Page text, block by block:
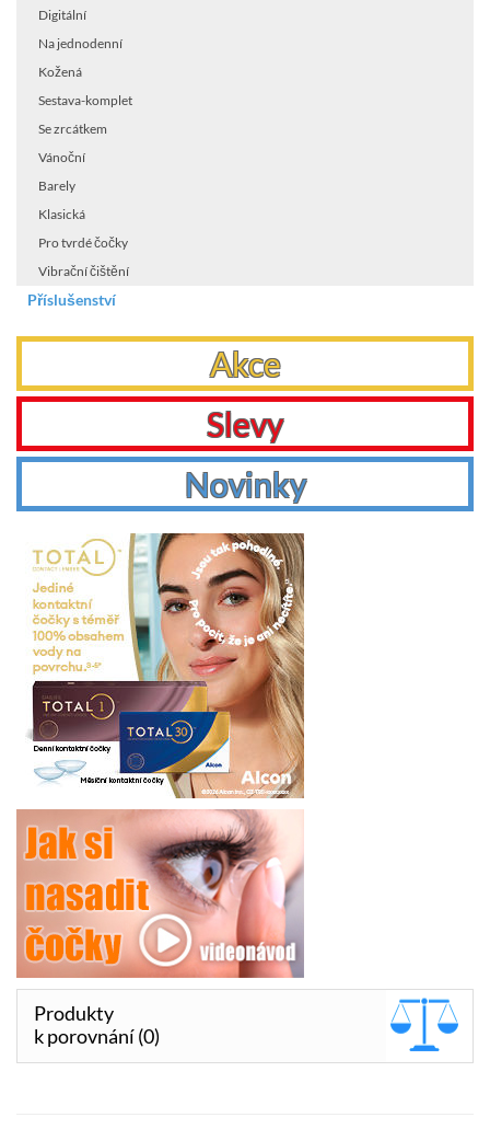
Digitální
Na jednodenní
Kožená
Sestava-komplet
Se zrcátkem
Vánoční
Barely
Klasická
Pro tvrdé čočky
Vibrační čištění
Příslušenství
Akce
Slevy
Novinky
Produkty
k porovnání (0)